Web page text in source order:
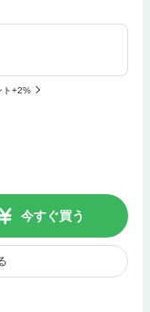
ト+2%
今すぐ買う